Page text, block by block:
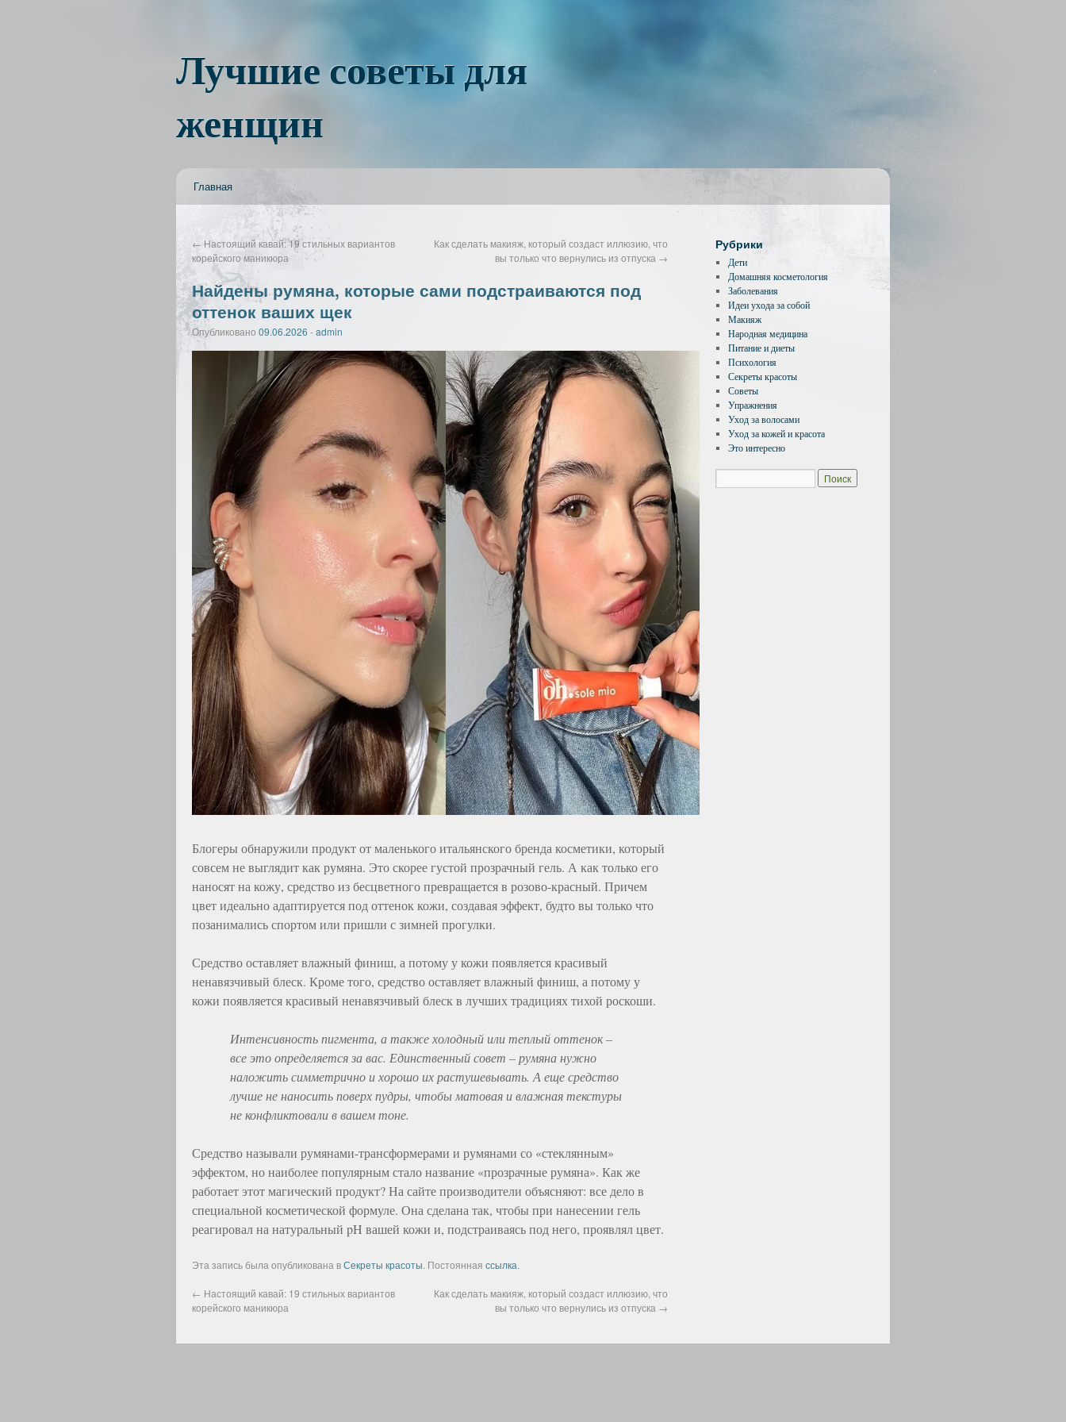
Лучшие советы для
женщин
Главная
← Настоящий кавай: 19 стильных вариантов
корейского маникюра
Как сделать макияж, который создаст иллюзию, что
вы только что вернулись из отпуска →
Найдены румяна, которые сами подстраиваются под
оттенок ваших щек
Опубликовано 09.06.2026 -admin
Блогеры обнаружили продукт от маленького итальянского бренда косметики, который
совсем не выглядит как румяна. Это скорее густой прозрачный гель. А как только его
наносят на кожу, средство из бесцветного превращается в розово-красный. Причем
цвет идеально адаптируется под оттенок кожи, создавая эффект, будто вы только что
позанимались спортом или пришли с зимней прогулки.
Средство оставляет влажный финиш, а потому у кожи появляется красивый
ненавязчивый блеск. Кроме того, средство оставляет влажный финиш, а потому у
кожи появляется красивый ненавязчивый блеск в лучших традициях тихой роскоши.
Интенсивность пигмента, а также холодный или теплый оттенок –
все это определяется за вас. Единственный совет – румяна нужно
наложить симметрично и хорошо их растушевывать. А еще средство
лучше не наносить поверх пудры, чтобы матовая и влажная текстуры
не конфликтовали в вашем тоне.
Средство называли румянами-трансформерами и румянами со «стеклянным»
эффектом, но наиболее популярным стало название «прозрачные румяна». Как же
работает этот магический продукт? На сайте производители объясняют: все дело в
специальной косметической формуле. Она сделана так, чтобы при нанесении гель
реагировал на натуральный pH вашей кожи и, подстраиваясь под него, проявлял цвет.
Эта запись была опубликована вСекреты красоты. Постоянная ссылка.
← Настоящий кавай: 19 стильных вариантов
корейского маникюра
Как сделать макияж, который создаст иллюзию, что
вы только что вернулись из отпуска →
Рубрики
Дети
Домашняя косметология
Заболевания
Идеи ухода за собой
Макияж
Народная медицина
Питание и диеты
Психология
Секреты красоты
Советы
Упражнения
Уход за волосами
Уход за кожей и красота
Это интересно